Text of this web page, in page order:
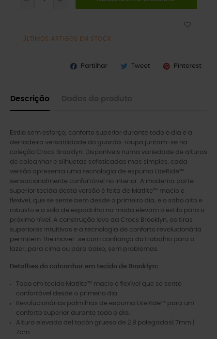
ÚLTIMOS ARTIGOS EM STOCK
Partilhar Tweet Pinterest
Descrição
Estilo sem esforço, conforto superior durante todo o dia e a
derradeira versatilidade do guarda-roupa juntam-se na
coleção Crocs Brooklyn. Disponíveis numa variedade de alturas
de calcanhar e silhuetas sofisticadas mas simples, cada
versão apresenta uma tecnologia de espuma LiteRide™
sensacionalmente confortável no interior. A moderna parte
superior tecida desta versão é feita de Matlite™ macio e
flexível, que se sente bem desde o primeiro dia, e o salto alto e
robusto e a sola de espadrilho na moda elevam o estilo para o
próximo nível. A construção leve da Crocs Brooklyn, as tiras
superiores intuitivas e a tecnologia de conforto revolucionária
permitem-lhe mover-se com confiança do trabalho para o
lazer, para cima ou para baixo, sem problemas.
Detalhes do calcanhar em tecido de Brooklyn:
Topo em tecido Matlite™ macio e flexível que se sente
confortável desde o primeiro dia.
Revolucionárias palmilhas de espuma LiteRide™ para um
conforto superior durante todo o dia.
Altura elevada del tacón grueso de 2.8 polegadas| 7mm |
7cm.